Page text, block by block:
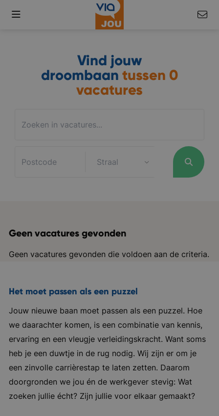
Vind jouw
droombaan tussen 0
vacatures
Geen vacatures gevonden
Geen vacatures gevonden die voldoen aan de criteria.
Het moet passen als een puzzel
Jouw nieuwe baan moet passen als een puzzel. Hoe
we daarachter komen, is een combinatie van kennis,
ervaring en een vleugje verleidingskracht. Want soms
heb je een duwtje in de rug nodig. Wij zijn er om je
een zinvolle carrièrestap te laten zetten. Daarom
doorgronden we jou én de werkgever stevig: Wat
zoeken jullie écht? Zijn jullie voor elkaar gemaakt?